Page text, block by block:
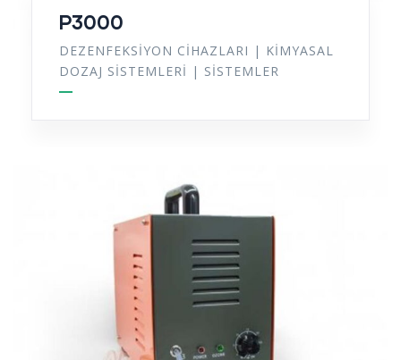
P3000
DEZENFEKSIYON CIHAZLARI | KIMYASAL
DOZAJ SISTEMLERI | SISTEMLER